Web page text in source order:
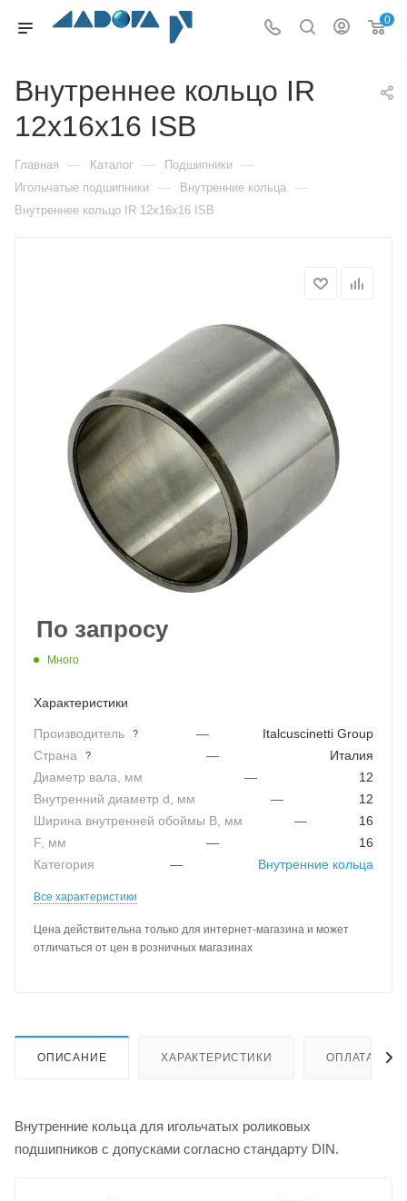
0
Внутреннее кольцо IR
12x16x16 ISB
Главная — Каталог — Подшипники —
Игольчатые подшипники — Внутренние кольца —
Внутреннее кольцо IR 12x16x16 ISB
По запросу
Много
Характеристики
Производитель ? —
Italcuscinetti Group
Страна
? —
Италия
Диаметр вала, мм
—
12
Внутренний диаметр d, мм
—
12
Ширина внутренней обоймы B, мм
—
16
F, мм
—
16
Категория
— Внутренние кольца
Все характеристики
Цена действительна только для интернет-магазина и может
отличаться от цен в розничных магазинах
ОПИСАНИЕ ХАРАКТЕРИСТИКИ ОПЛАТА
Внутренние кольца для игольчатых роликовых
подшипников с допусками согласно стандарту DIN.